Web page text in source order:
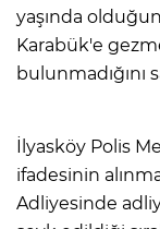
yaşında
Karabük'e
bulunmadığını
İlyasköy Polis
ifadesinin
Adliyesinde